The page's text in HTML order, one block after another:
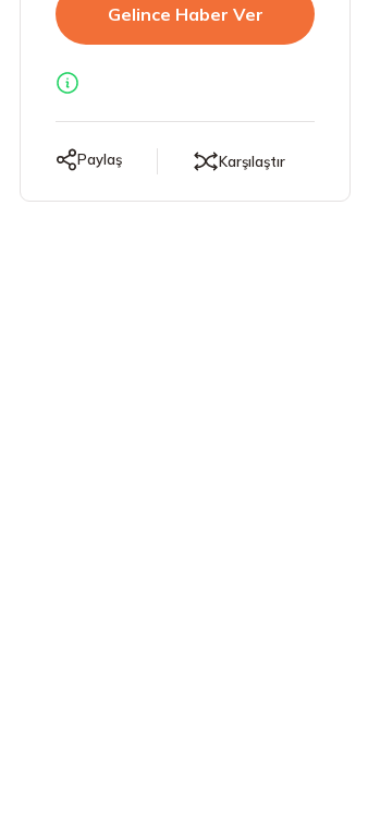
Gelince Haber Ver
Paylaş Karşılaştır